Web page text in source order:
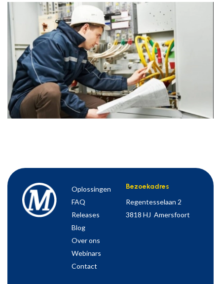
Oplossingen
FAQ
Releases
Blog
Over ons
Webinars
Contact
Bezoekadres
Regentesselaan 2
3818 HJ Amersfoort